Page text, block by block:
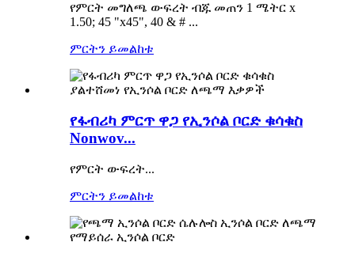
የምርት መግለጫ ውፍረት ብጁ መጠን 1 ሜትር x
1.50; 45 "x45", 40 & # ...
ምርትን ይመልከቱ
የፋብሪካ ምርጥ ዋጋ የኢንሶል ቦርድ ቁሳቁስ
Nonwov...
የምርት ውፍረት...
ምርትን ይመልከቱ